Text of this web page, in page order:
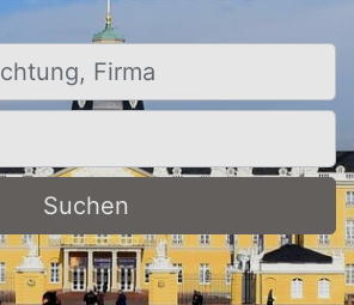
Firma
Suchen